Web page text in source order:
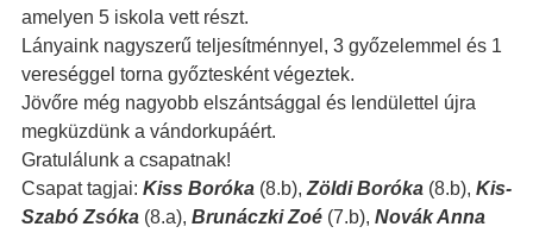
amelyen 5 iskola vett részt.
Lányaink nagyszerű teljesítménnyel, 3 győzelemmel és 1
vereséggel torna győztesként végeztek.
Jövőre még nagyobb elszántsággal és lendülettel újra
megküzdünk a vándorkupáért.
Gratulálunk a csapatnak!
Csapat tagjai: Kiss Boróka(8.b), Zöldi Boróka(8.b), Kis-
Szabó Zsóka(8.a), Brunáczki Zoé (7.b), Novák Anna